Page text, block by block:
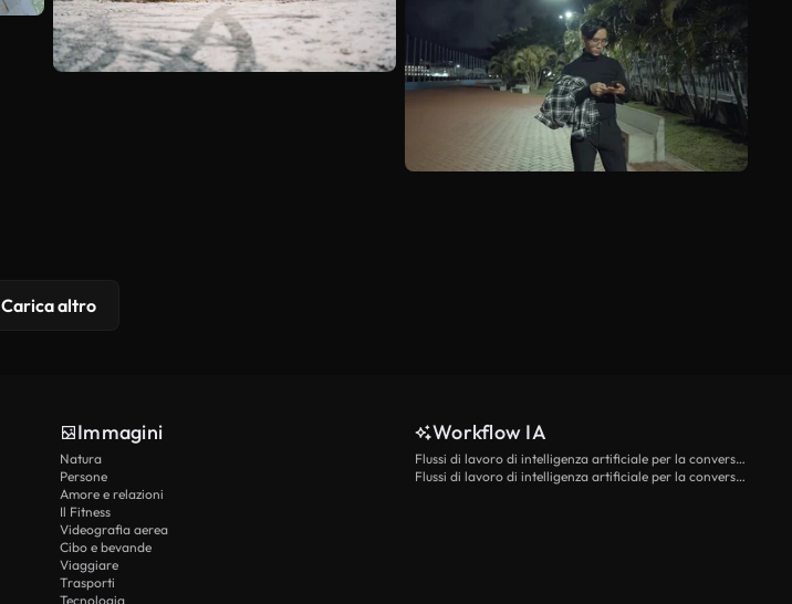
Carica altro
Immagini
Natura
Persone
Amore e relazioni
Il Fitness
Videografia aerea
Cibo e bevande
Viaggiare
Trasporti
Tecnologia
Workflow IA
Flussi di lavoro di intelligenza artificiale per la conversione da testo a video
Flussi di lavoro di intelligenza artificiale per la conversione di immagini in video